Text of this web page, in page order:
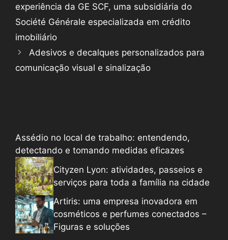
experiência da GE SCF, uma subsidiária do
Société Générale especializada em crédito
imobiliário
Adesivos e decalques personalizados para
comunicação visual e sinalização
Assédio no local de trabalho: entendendo,
detectando e tomando medidas eficazes
Cityzen Lyon: atividades, passeios e
serviços para toda a família na cidade
Artiris: uma empresa inovadora em
cosméticos e perfumes conectados –
Figuras e soluções